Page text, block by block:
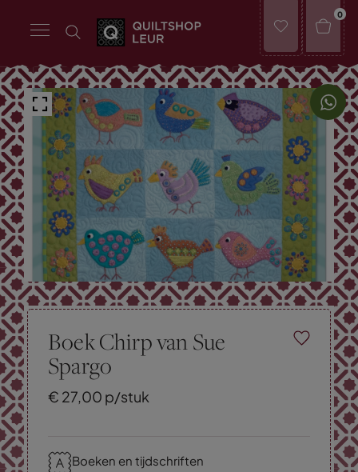
0
Boek Chirp van Sue
Spargo
€ 27,00 p/stuk
Boeken en tijdschriften